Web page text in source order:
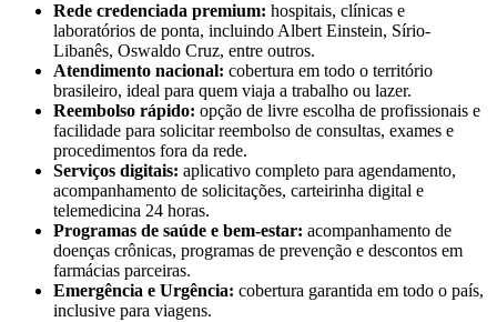
Rede credenciada premium: hospitais, clínicas e
laboratórios de ponta, incluindo Albert Einstein, Sírio-
Libanês, Oswaldo Cruz, entre outros.
Atendimento nacional: cobertura em todo o território
brasileiro, ideal para quem viaja a trabalho ou lazer.
Reembolso rápido: opção de livre escolha de profissionais e
facilidade para solicitar reembolso de consultas, exames e
procedimentos fora da rede.
Serviços digitais: aplicativo completo para agendamento,
acompanhamento de solicitações, carteirinha digital e
telemedicina 24 horas.
Programas de saúde e bem-estar: acompanhamento de
doenças crônicas, programas de prevenção e descontos em
farmácias parceiras.
Emergência e Urgência: cobertura garantida em todo o país,
inclusive para viagens.